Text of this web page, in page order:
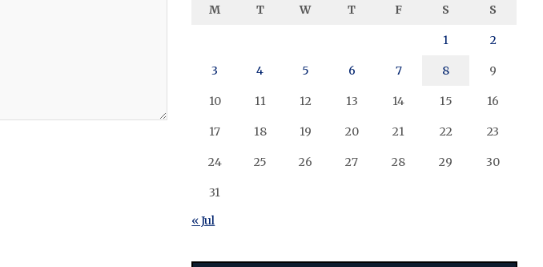
M T W T F S S
1 2
3 4 5 6 7 8 9
10 11 12 13 14 15 16
17 18 19 20 21 22 23
24 25 26 27 28 29 30
31
« Jul